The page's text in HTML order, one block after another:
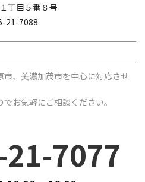
丁目５番８号
21-7088
、美濃加茂市を中心に対応させ
お気軽にご相談ください。
7077